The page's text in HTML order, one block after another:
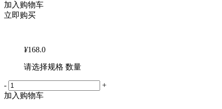
加入购物车
立即购买
¥168.0
请选择规格 数量
-
+
加入购物车